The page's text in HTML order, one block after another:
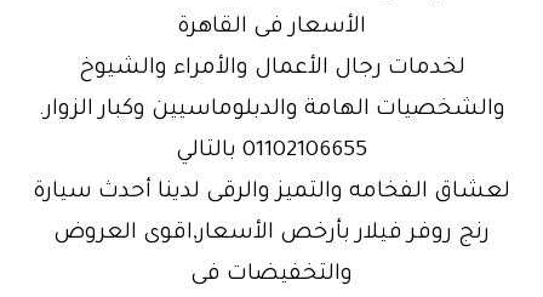
الأسعار فى القاهرة
لخدمات رجال الأعمال والأمراء والشيوخ
والشخصيات الهامة والدبلوماسيين وكبار الزوار.
01102106655 بالتالي
لعشاق الفخامه والتميز والرقى لدينا أحدث سيارة
رنج روفر فيلار بأرخص الأسعار,اقوى العروض
والتخفيضات فى